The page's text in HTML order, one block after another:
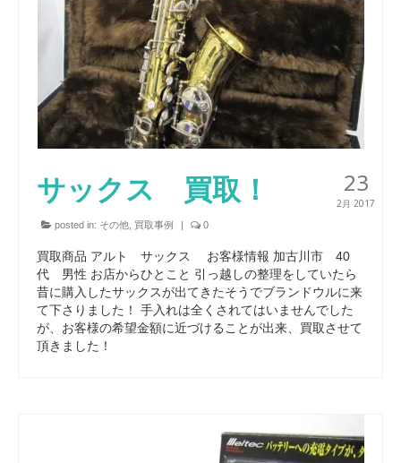
23
2月 2017
サックス 買取！
posted in: その他 買取事例 | 0
買取商品 アルト サックス お客様情報 加古川市 40
代 男性 お店からひとこと 引っ越しの整理をしていたら
昔に購入したサックスが出てきたそうでブランドウルに来
て下さりました！ 手入れは全くされてはいませんでした
が、お客様の希望金額に近づけることが出来、買取させて
頂きました！